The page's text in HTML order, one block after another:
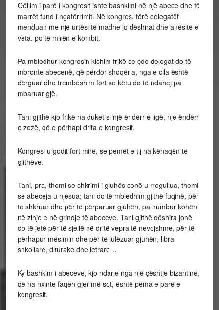
Qëllim i parë i kongresit ishte bashkimi në një abece dhe të
marrët fund i ngatërrimit. Në kongres, tërë delegatët
menduan me një urtësi të madhe jo dëshirat dhe anësitë e
veta, po të mirën e kombit.
Pa mbledhur kongresin kishim frikë se çdo delegat do të
mbronte abecenë, që përdor shoqëria, nga e cila është
dërguar dhe trembeshim fort se këtu do të ndahej pa
mbaruar gjë.
Tani gjithë kjo frikë na duket si një ëndërr e ligë, një ëndërr
e zezë, që e përhapi drita e kongresit.
Kongresi u godit fort mirë, se pemët e tij na kënaqën të
gjithëve.
Tani, pra, themi se shkrimi i gjuhës sonë u rregullua, themi
se abeceja u njësua; tani do të mbledhim gjithë fuqinë, për
të shkruar dhe për të përparuar gjuhën, pa humbur kohën
në zihje e në grindje të abeceve. Tani gjithë dëshira jonë
do të jetë për të sjellë në dritë vepra të nevojshme, për të
përhapur mësimin dhe për të lulëzuar gjuhën, libra
shkollarë, diturakë dhe letrarë…
Ky bashkim i abeceve, kjo ndarje nga një çështje bizantine,
që na nxinte faqen gjer më sot, është pema e parë e
kongresit.